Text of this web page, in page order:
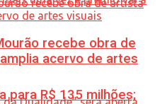
para R$ 135 milhões;
recebe obra de
acervo de artes